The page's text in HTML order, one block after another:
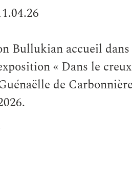
Bullukian accueil dans
« Dans le
de